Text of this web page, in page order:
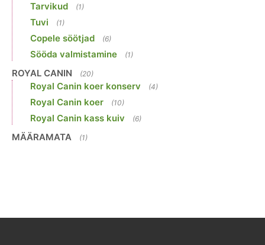
Tarvikud (1)
Tuvi (1)
Copele söötjad (6)
Sööda valmistamine (1)
ROYAL CANIN (20)
Royal Canin koer konserv (4)
Royal Canin koer (10)
Royal Canin kass kuiv (6)
MÄÄRAMATA (1)